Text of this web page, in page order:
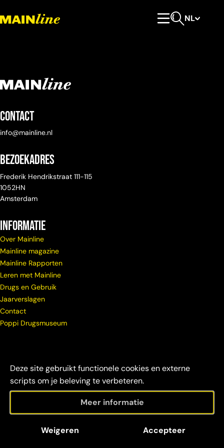
Deze site gebruikt functionele cookies en externe
scripts om je beleving te verbeteren.
Meer informatie
Weigeren Accepteer
NL
Contact
info@mainline.nl
Bezoekadres
Frederik Hendrikstraat 111-115
1052HN
Amsterdam
Informatie
Over Mainline
Mainline magazine
Mainline Rapporten
Leren met Mainline
Drugs en Gebruik
Jaarverslagen
Contact
Poppi Drugsmuseum
Mainline 2026
verantwoordelijkheid
credits